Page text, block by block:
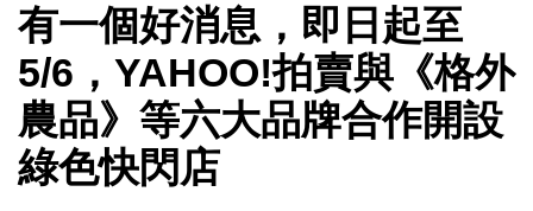
有一個好消息，即日起至
5/6，YAHOO!拍賣與《格外
農品》等六大品牌合作開設
綠色快閃店